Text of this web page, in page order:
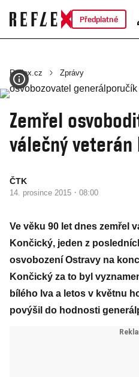
Předplatné
Reflex.cz Zprávy
Zemřel
válečný veterán
ČTK
14. prosince 2015 · 08:00
Ve věku 90 let dnes zemřel
Končický, jeden z
osvobození Ostravy na
Končický za to byl
bílého lva a letos v květnu
povýšil do hodnosti